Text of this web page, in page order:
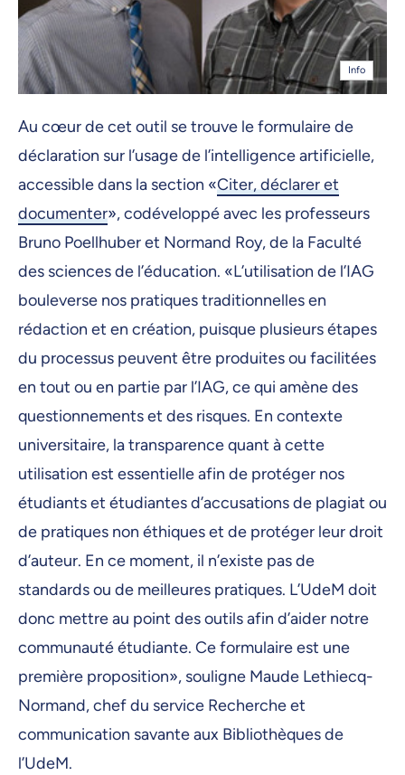
Info
Au cœur de cet outil se trouve le formulaire de
déclaration sur l’usage de l’intelligence artificielle,
accessible dans la section «Citer, déclarer et
documenter», codéveloppé avec les professeurs
Bruno Poellhuber et Normand Roy, de la Faculté
des sciences de l’éducation. «L’utilisation de l’IAG
bouleverse nos pratiques traditionnelles en
rédaction et en création, puisque plusieurs étapes
du processus peuvent être produites ou facilitées
en tout ou en partie par l’IAG, ce qui amène des
questionnements et des risques. En contexte
universitaire, la transparence quant à cette
utilisation est essentielle afin de protéger nos
étudiants et étudiantes d’accusations de plagiat ou
de pratiques non éthiques et de protéger leur droit
d’auteur. En ce moment, il n’existe pas de
standards ou de meilleures pratiques. L’UdeM doit
donc mettre au point des outils afin d’aider notre
communauté étudiante. Ce formulaire est une
première proposition», souligne Maude Lethiecq-
Normand, chef du service Recherche et
communication savante aux Bibliothèques de
l’UdeM.